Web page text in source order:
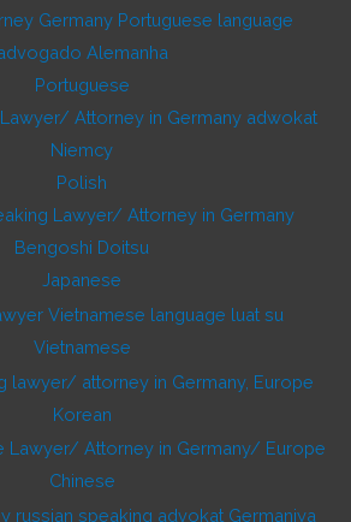
Portuguese
Polish
Japanese
Vietnamese
Korean
Chinese